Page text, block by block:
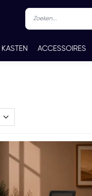
KASTEN ACCESSOIRES